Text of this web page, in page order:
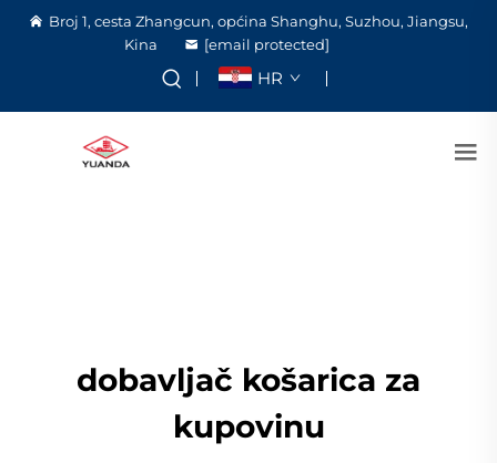
Broj 1, cesta Zhangcun, općina Shanghu, Suzhou, Jiangsu,
Kina
[email protected]
HR
dobavljač košarica za
kupovinu